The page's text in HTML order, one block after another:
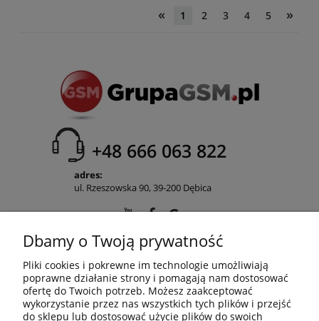
« 1 2 3 4 5 »
+48 666 063 822
adres:
ul. Rzeszowska 90, 39-200 Dębica
POMOC
MOJE KONTO
Dbamy o Twoją prywatność
Pliki cookies i pokrewne im technologie umożliwiają
poprawne działanie strony i pomagają nam dostosować
ofertę do Twoich potrzeb. Możesz zaakceptować
wykorzystanie przez nas wszystkich tych plików i przejść
do sklepu lub dostosować użycie plików do swoich